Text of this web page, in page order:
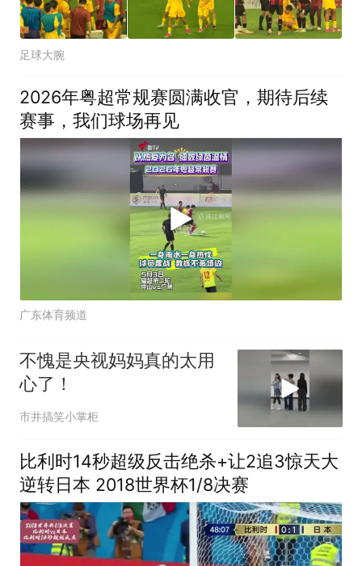
足球大腕
2026年粤超常规赛圆满收官，期待后续
赛事，我们球场再见
广东体育频道
不愧是央视妈妈真的太用
心了！
市井搞笑小掌柜
比利时14秒超级反击绝杀+让2追3惊天大
逆转日本 2018世界杯1/8决赛